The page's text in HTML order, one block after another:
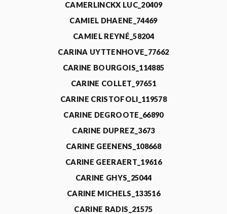
CAMERLINCKX LUC_20409
CAMIEL DHAENE_74469
CAMIEL REYNÉ_58204
CARINA UYTTENHOVE_77662
CARINE BOURGOIS_114885
CARINE COLLET_97651
CARINE CRISTOFOLI_119578
CARINE DEGROOTE_66890
CARINE DUPREZ_3673
CARINE GEENENS_108668
CARINE GEERAERT_19616
CARINE GHYS_25044
CARINE MICHELS_133516
CARINE RADIS_21575